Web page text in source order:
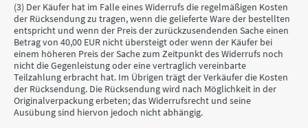
(3) Der Käufer hat im Falle eines Widerrufs die regelmäßigen Kosten
der Rücksendung zu tragen, wenn die gelieferte Ware der bestellten
entspricht und wenn der Preis der zurückzusendenden Sache einen
Betrag von 40,00 EUR nicht übersteigt oder wenn der Käufer bei
einem höheren Preis der Sache zum Zeitpunkt des Widerrufs noch
nicht die Gegenleistung oder eine vertraglich vereinbarte
Teilzahlung erbracht hat. Im Übrigen trägt der Verkäufer die Kosten
der Rücksendung. Die Rücksendung wird nach Möglichkeit in der
Originalverpackung erbeten; das Widerrufsrecht und seine
Ausübung sind hiervon jedoch nicht abhängig.